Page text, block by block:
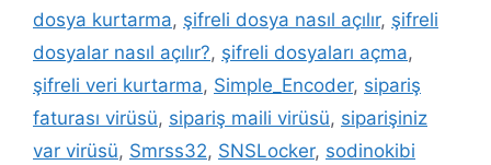
dosya kurtarma, şifreli dosya nasıl açılır, şifreli
dosyalar nasıl açılır?, şifreli dosyaları açma,
şifreli veri kurtarma, Simple_Encoder, sipariş
faturası virüsü, sipariş maili virüsü, siparişiniz
var virüsü, Smrss32, SNSLocker, sodinokibi